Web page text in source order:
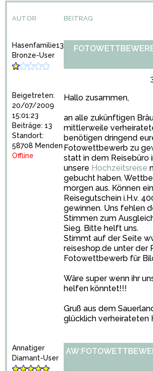
AUTOR BEITRAG
Hasenfamilie13
Bronze-User
Beigetreten:
20/07/2009
15:01:23
Beiträge: 13
Standort:
58708 Menden
Offline
Hallo zusammen,
an alle zukünftigen
mittlerweile
benötigen dringend
Fotowettbewerb zu
statt in dem Reisebüro
unsere Hochzeitsreise
gebucht haben.
morgen aus. Können
Reisegutschein i.H.v.
gewinnen. Uns fehlen
Stimmen zum
Sieg. Bitte helft uns.
Stimmt auf der Seite
reiseshop.de unter der
Fotowettbewerb für
Wäre super wenn ihr
helfen könntet!!!
Gruß aus dem
glücklich verheirateten
Annatiger
Diamant-User